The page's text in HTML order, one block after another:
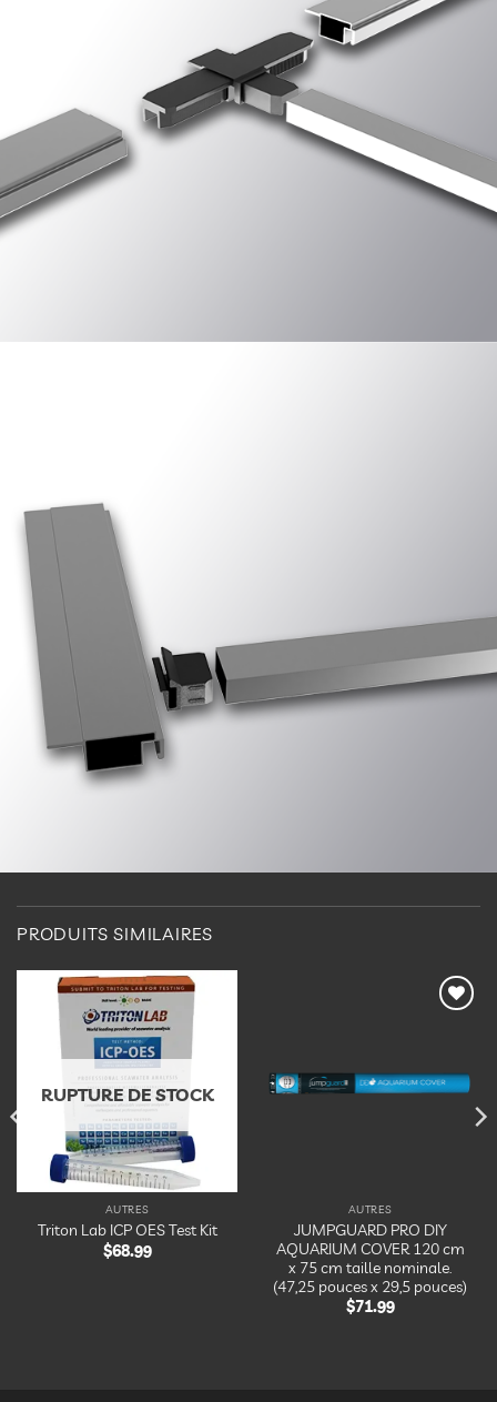
PRODUITS SIMILAIRES
à la
liste
RUPTURE DE STOCK
AUTRES
Triton Lab ICP OES Test Kit
$68.99
d’envies
AUTRES
JUMPGUARD PRO DIY
AQUARIUM COVER 120 cm
x 75 cm taille nominale.
(47,25 pouces x 29,5 pouces)
$71.99